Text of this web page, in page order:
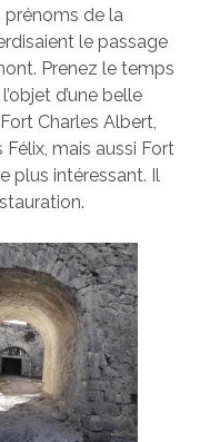
de la
le passage
Prenez le temps
d’une belle
Charles Albert,
mais aussi Fort
plus intéressant. Il